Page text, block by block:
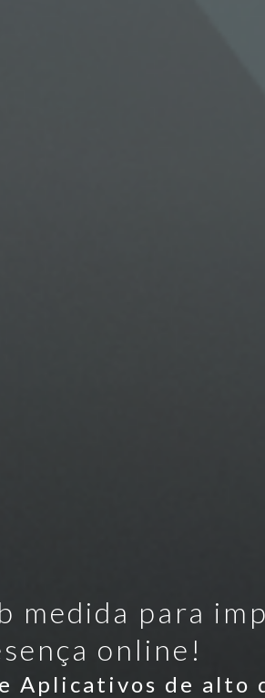
medida para
online!
Aplicativos de alto